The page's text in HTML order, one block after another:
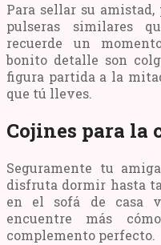
Para sellar su amistad,
pulseras similares
recuerde un
bonito detalle son
figura partida a la
que tú lleves.
Cojines para la
Seguramente tu
disfruta dormir hasta
en el sofá de casa
encuentre más
complemento perfecto.